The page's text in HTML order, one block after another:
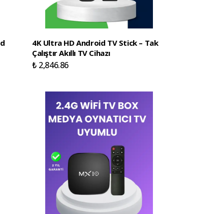
4K Ultra HD Android TV Stick – Tak
Çalıştır Akıllı TV Cihazı
₺ 2,846.86